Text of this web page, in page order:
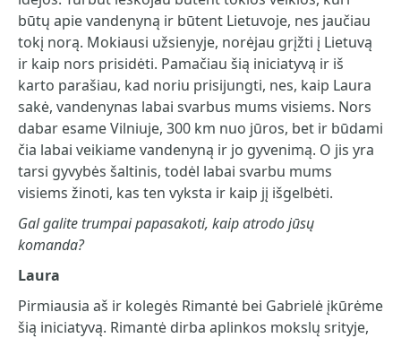
būtų apie vandenyną ir būtent Lietuvoje, nes jaučiau
tokį norą. Mokiausi užsienyje, norėjau grįžti į Lietuvą
ir kaip nors prisidėti. Pamačiau šią iniciatyvą ir iš
karto parašiau, kad noriu prisijungti, nes, kaip Laura
sakė, vandenynas labai svarbus mums visiems. Nors
dabar esame Vilniuje, 300 km nuo jūros, bet ir būdami
čia labai veikiame vandenyną ir jo gyvenimą. O jis yra
tarsi gyvybės šaltinis, todėl labai svarbu mums
visiems žinoti, kas ten vyksta ir kaip jį išgelbėti.
Gal galite trumpai papasakoti, kaip atrodo jūsų
komanda?
Laura
Pirmiausia aš ir kolegės Rimantė bei Gabrielė įkūrėme
šią iniciatyvą. Rimantė dirba aplinkos mokslų srityje,